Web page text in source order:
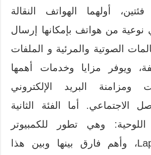
أولهما الهواتف النقالة
نوعية من هواتف بإمكانها إرسال
الصوتية والمرئية و الملفات
ويوفر مزايا وخدمات أهمها
ومزامنة البريد الإلكتروني
الاجتماعي. أما الفئة الثانية
وهي تطور للكمبيوتر
المحمول Laptop، وأهم فارق بينها وبين هذا